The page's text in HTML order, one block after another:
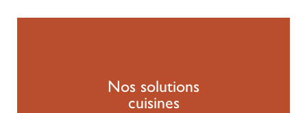
Nos solutions
cuisines